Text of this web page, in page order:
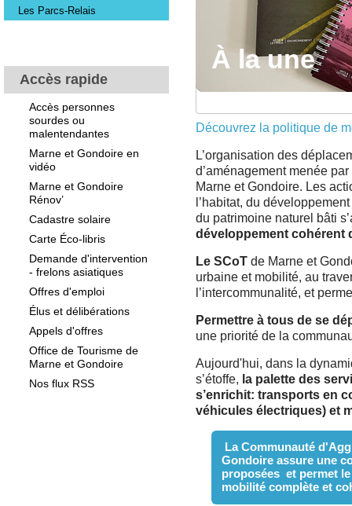
Les Parcs-Relais
Accès rapide
Accès personnes
sourdes ou
malentendantes
Marne et Gondoire en
vidéo
Marne et Gondoire
Rénov’
Cadastre solaire
Carte Éco-libris
Demande d'intervention
- frelons asiatiques
Offres d'emploi
Élus et délibérations
Appels d'offres
Office de Tourisme de
Marne et Gondoire
Nos flux RSS
À la une
À la une
À la une
À la une
À la une
Découvrez la politique de
L’organisation des
d’aménagement menée
Marne et Gondoire. Les
l’habitat, du
du patrimoine naturel bâti
développement cohérent
Le SCoT de Marne et
urbaine et mobilité, au
l’intercommunalité, et
Permettre à tous de se
une priorité de la
Aujourd'hui, dans la
s’étoffe, la palette des
s’enrichit: transports en
véhicules électriques) et
La Communauté
Gondoire assure une
proposées et permet
mobilité complète et